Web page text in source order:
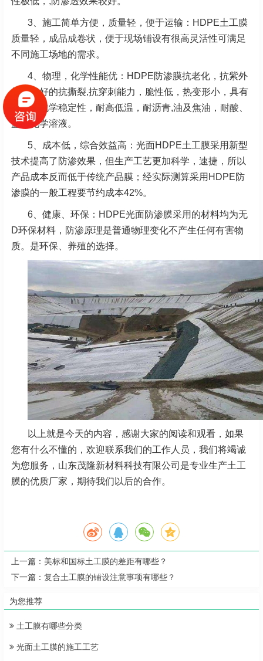
3、施工简单方便，质量轻，便于运输：HDPE土工膜
质量轻，成品成卷状，便于现场铺设有很高灵活性可满足
不同施工场地的需求。
4、物理，化学性能优：HDPE防渗膜抗老化，抗紫外
线，极好的抗撕裂,抗穿刺能力，脆性低，热变形小，具有
良好的化学稳定性，耐高低温，耐沥青,油及焦油，耐酸、
盐等化学溶液。
5、成本低，综合效益高：光面HDPE土工膜采用新型
技术提高了防渗效果，但生产工艺更加科学，速捷，所以
产品成本反而低于传统产品膜；经实际测算采用HDPE防
渗膜的一般工程要节约成本42%。
6、健康、环保：HDPE光面防渗膜采用的材料均为无
D环保材料，防渗原理是普通物理变化不产生任何有害物
质。是环保、养殖的选择。
以上就是今天的内容，感谢大家的阅读和观看，如果
您有什么不懂的，欢迎联系我们的工作人员，我们将竭诚
为您服务，山东茂隆新材料科技有限公司是专业生产土工
膜的优质厂家，期待我们以后的合作。
上一篇： 美标和国标土工膜的差距有哪些？
下一篇： 复合土工膜的铺设注意事项有哪些？
为您推荐
土工膜有哪些分类
光面土工膜的施工工艺